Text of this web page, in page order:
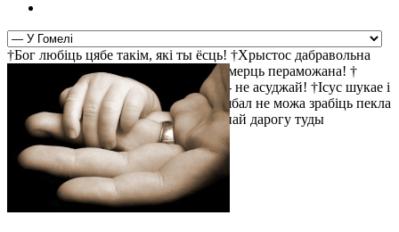
†Бог любіць цябе такім, які ты ёсць! †Хрыстос дабравольна
пайшоў на крыж за твае правіны †Смерць пераможана! †
Найбольш просты шлях да святасці - не асуджай! †Ісус шукае і
чакае цябе! †Хрыстос уваскрос! †Д'ябал не можа зрабіць пекла
прывабным, таму ён робіць прывабнай дарогу туды